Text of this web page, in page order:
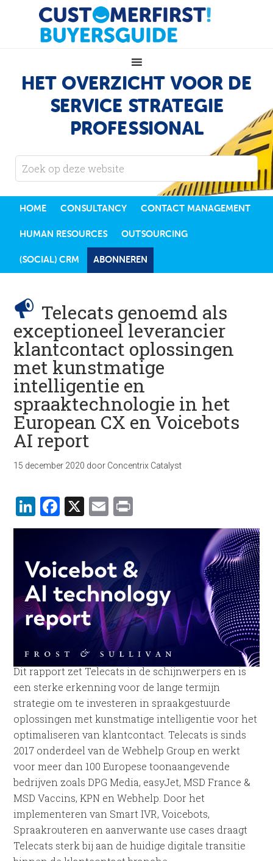
HET OVERZICHT VOOR DE
SERVICE STRATEGIE
PROFESSIONAL
HOME CONSULTANCY CONTACT MANAGEMENT
HUMAN RESOURCES OUTSOURCING
(SOCIAL) CRM ABONNEREN
Telecats genoemd als
exceptioneel leverancier
klantcontact oplossingen
met kunstmatige
intelligentie en
spraaktechnologie in het
European CX en Voicebots
AI report
15 december 2020 door Concentrix Catalyst
LinkedIn
Facebook
X Email
Dit rapport zet Telecats in de schijnwerpers en is
een sterke erkenning voor de lange termijn
strategie om te investeren in spraakgestuurde
oplossingen met kunstmatige intelligentie voor het
optimaliseren van klantcontact. Telecats is sinds
2017 onderdeel van de Webhelp Group en werkt
voor meer dan 100 Europese toonaangevende
bedrijven zoals DPG Media, easyJet, MSD France &
MSD Vaccins, KPN en Webhelp. Door het
implementeren van Smart IVR, Voicebots,
Spraakrouteren en aanverwante use cases draagt
Telecats sterk bij aan de huidige digitale transitie